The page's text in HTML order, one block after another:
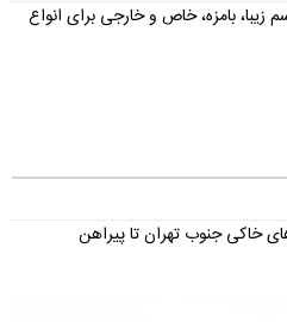
برای طوطی | بیش از ۳۰۰ اسم زیبا، بامزه، خاص و خارجی برای انواع
خاکی جنوب تهران تا پیراهن